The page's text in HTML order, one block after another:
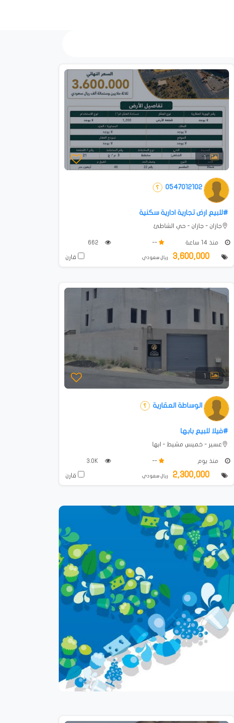
1
0547012102
#للبيع ارض تجارية ادارية سكنية
جازان - جازان - حي الشاطئ
منذ 14 ساعة --
ريال سعودي قارن
1
الوساطة العقارية
#فيلا للبيع بابها
عسير - خميس مشيط - ابها
منذ يوم --
ريال سعودي قارن